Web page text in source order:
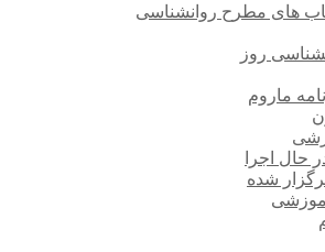
های مطرح روانشناسی
روز
ماروم
حال اجرا
شده